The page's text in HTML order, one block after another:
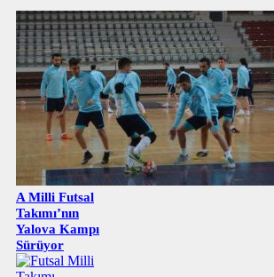
A Milli Futsal
Takımı’nın
Yalova Kampı
Sürüyor